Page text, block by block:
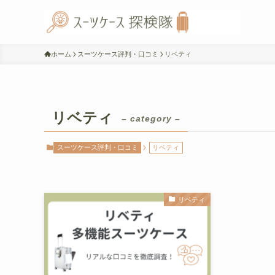
ホーム スーツケース評判・口コミ リベティ
リベティ – category –
スーツケース評判・口コミ リベティ
リベティ